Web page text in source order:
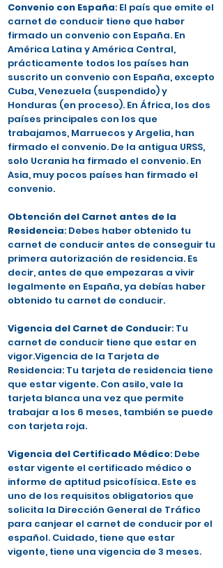
Convenio con España: El país que emite el
carnet de conducir tiene que haber
firmado un convenio con España. En
América Latina y América Central,
prácticamente todos los países han
suscrito un convenio con España, excepto
Cuba, Venezuela (suspendido) y
Honduras (en proceso). En África, los dos
países principales con los que
trabajamos, Marruecos y Argelia, han
firmado el convenio. De la antigua URSS,
solo Ucrania ha firmado el convenio. En
Asia, muy pocos países han firmado el
convenio.
Obtención del Carnet antes de la
Residencia: Debes haber obtenido tu
carnet de conducir antes de conseguir tu
primera autorización de residencia. Es
decir, antes de que empezaras a vivir
legalmente en España, ya debías haber
obtenido tu carnet de conducir.
Vigencia del Carnet de Conducir: Tu
carnet de conducir tiene que estar en
vigor.Vigencia de la Tarjeta de
Residencia: Tu tarjeta de residencia tiene
que estar vigente. Con asilo, vale la
tarjeta blanca una vez que permite
trabajar a los 6 meses, también se puede
con tarjeta roja.
Vigencia del Certificado Médico: Debe
estar vigente el certificado médico o
informe de aptitud psicofísica. Este es
uno de los requisitos obligatorios que
solicita la Dirección General de Tráfico
para canjear el carnet de conducir por el
español. Cuidado, tiene que estar
vigente, tiene una vigencia de 3 meses.